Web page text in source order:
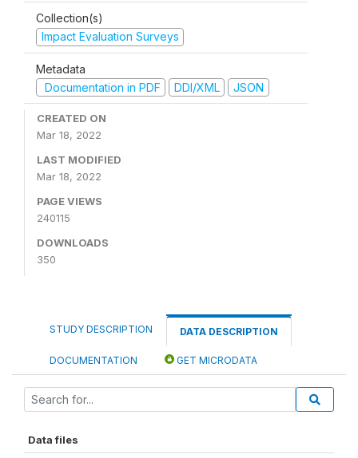
Collection(s)
Impact Evaluation Surveys
Metadata
Documentation in PDF
DDI/XML JSON
CREATED ON
Mar 18, 2022
LAST MODIFIED
Mar 18, 2022
PAGE VIEWS
240115
DOWNLOADS
350
STUDY DESCRIPTION DATA DESCRIPTION
DOCUMENTATION GET MICRODATA
Data files